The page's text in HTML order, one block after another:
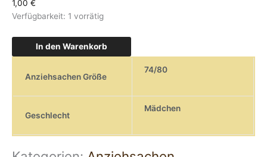
1,00 €
Verfügbarkeit: 1 vorrätig
In den Warenkorb
Anziehsachen Größe
74/80
Geschlecht
Mädchen